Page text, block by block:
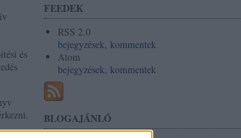
FEEDEK
RSS 2.0
bejegyzések, kommentek
Atom
bejegyzések, kommentek
BLOGAJÁNLÓ
és